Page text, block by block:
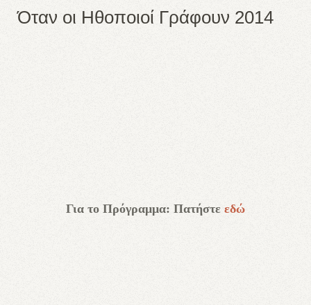
Όταν οι Ηθοποιοί Γράφουν 2014
Για το Πρόγραμμα: Πατήστε εδώ